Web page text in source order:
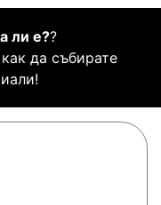
ли е??
да събирате